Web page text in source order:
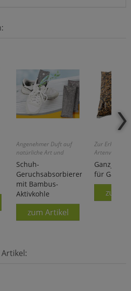
Angenehmer Duft auf
natürliche Art und
Weise!
Schuh-
Geruchsabsorbierer
mit Bambus-
Aktivkohle
zum Artikel
Zur
Artenvielfalt!
für
zum